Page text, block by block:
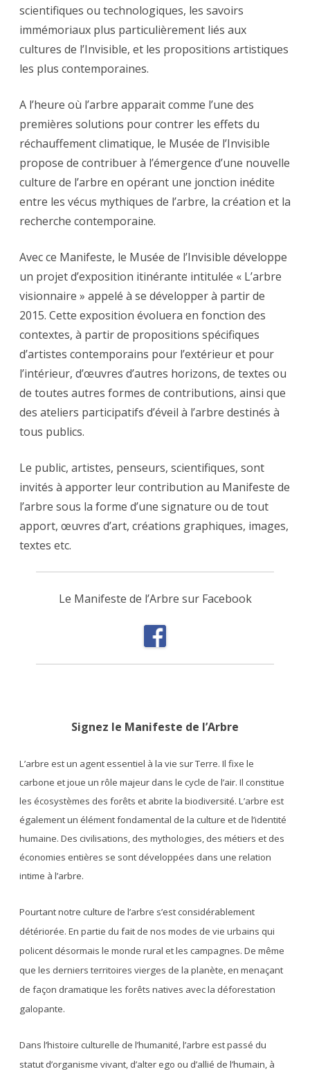
scientifiques ou technologiques, les savoirs
immémoriaux plus particulièrement liés aux
cultures de l’Invisible, et les propositions artistiques
les plus contemporaines.
A l’heure où l’arbre apparait comme l’une des
premières solutions pour contrer les effets du
réchauffement climatique, le Musée de l’Invisible
propose de contribuer à l’émergence d’une nouvelle
culture de l’arbre en opérant une jonction inédite
entre les vécus mythiques de l’arbre, la création et la
recherche contemporaine.
Avec ce Manifeste, le Musée de l’Invisible développe
un projet d’exposition itinérante intitulée « L’arbre
visionnaire » appelé à se développer à partir de
2015. Cette exposition évoluera en fonction des
contextes, à partir de propositions spécifiques
d’artistes contemporains pour l’extérieur et pour
l’intérieur, d’œuvres d’autres horizons, de textes ou
de toutes autres formes de contributions, ainsi que
des ateliers participatifs d’éveil à l’arbre destinés à
tous publics.
Le public, artistes, penseurs, scientifiques, sont
invités à apporter leur contribution au Manifeste de
l’arbre sous la forme d’une signature ou de tout
apport, œuvres d’art, créations graphiques, images,
textes etc.
Le Manifeste de l’Arbre sur Facebook
Signez le Manifeste de l’Arbre
L’arbre est un agent essentiel à la vie sur Terre. Il fixe le
carbone et joue un rôle majeur dans le cycle de l’air. Il constitue
les écosystèmes des forêts et abrite la biodiversité. L’arbre est
également un élément fondamental de la culture et de l’identité
humaine. Des civilisations, des mythologies, des métiers et des
économies entières se sont développées dans une relation
intime à l’arbre.
Pourtant notre culture de l’arbre s’est considérablement
détériorée. En partie du fait de nos modes de vie urbains qui
policent désormais le monde rural et les campagnes. De même
que les derniers territoires vierges de la planète, en menaçant
de façon dramatique les forêts natives avec la déforestation
galopante.
Dans l’histoire culturelle de l’humanité, l’arbre est passé du
statut d’organisme vivant, d’alter ego ou d’allié de l’humain, à